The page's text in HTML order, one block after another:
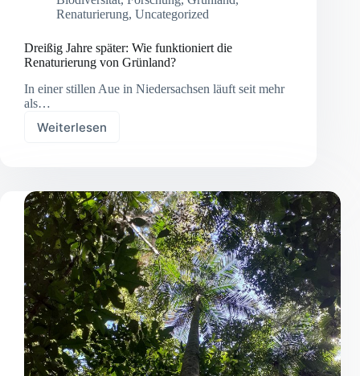
Renaturierung, Uncategorized
Dreißig Jahre später: Wie funktioniert die
Renaturierung von Grünland?
In einer stillen Aue in Niedersachsen läuft seit mehr
als…
Weiterlesen
Dreißig
funktioniert
die
Renaturierung
von
Grünland?